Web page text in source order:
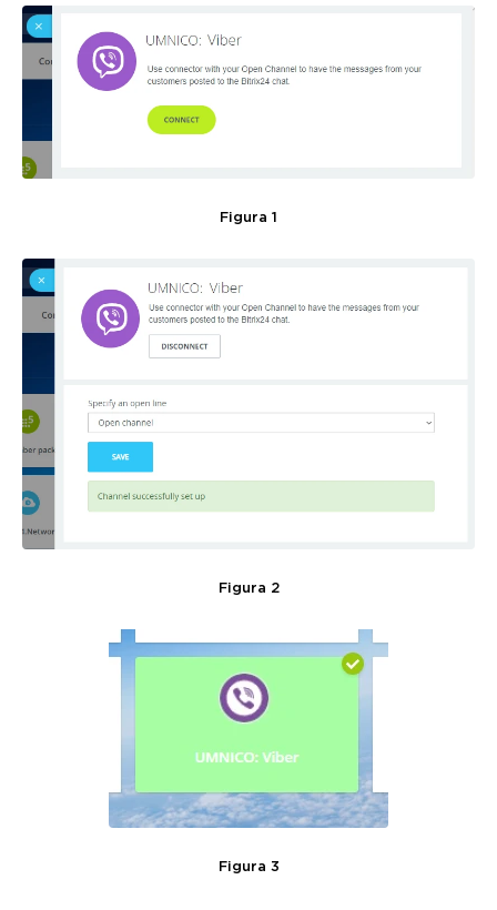
Figura 1
Figura 2
Figura 3